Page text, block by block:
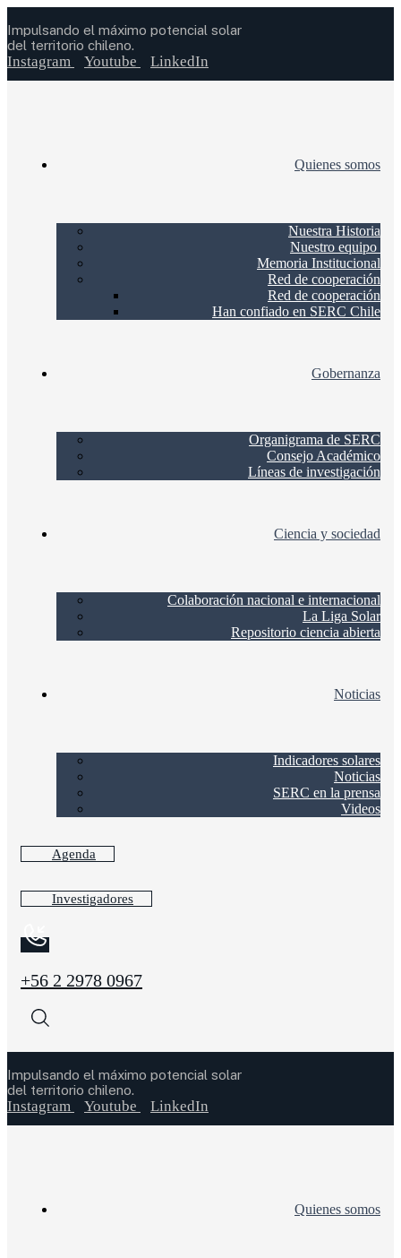
Impulsando el máximo potencial solar
del territorio chileno.
Instagram Youtube LinkedIn
Quienes somos
Nuestra Historia
Nuestro equipo
Memoria Institucional
Red de cooperación
Red de cooperación
Han confiado en SERC Chile
Gobernanza
Organigrama de SERC
Consejo Académico
Líneas de investigación
Ciencia y sociedad
Colaboración nacional e internacional
La Liga Solar
Repositorio ciencia abierta
Noticias
Indicadores solares
Noticias
SERC en la prensa
Videos
Agenda
Investigadores
+56 2 2978 0967
Impulsando el máximo potencial solar
del territorio chileno.
Instagram Youtube LinkedIn
Quienes somos